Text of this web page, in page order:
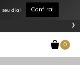
seu dia! Confira!
›
0